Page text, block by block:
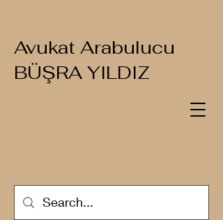
Avukat Arabulucu
BÜŞRA YILDIZ